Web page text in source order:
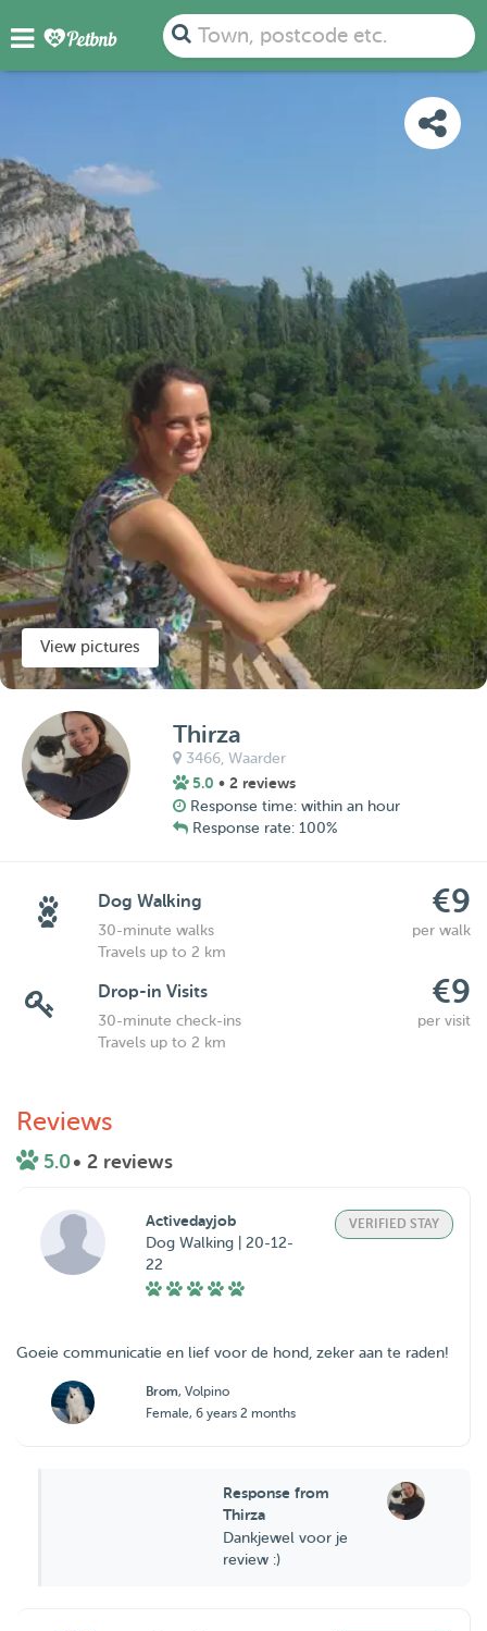
Town, postcode etc.
PHOTOS REVIEWS
View pictures
Thirza
3466,Waarder
5.0 • 2 reviews
Response time: within an hour
Response rate: 100%
Dog Walking €9
30-minute walks
per walk
Travels up to 2 km
Drop-in Visits €9
30-minute check-ins
per visit
Travels up to 2 km
Reviews
5.0• 2 reviews
Activedayjob
Dog Walking | 20-12-
22
VERIFIED STAY
Goeie communicatie en lief voor de hond, zeker aan te raden!
Brom, Volpino
Female, 6 years 2 months
Response from
Thirza
Dankjewel voor je
review :)